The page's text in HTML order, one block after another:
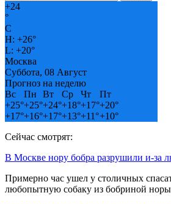
+24
°
C
H: +26°
L: +20°
Москва
Суббота, 08 Август
Прогноз на неделю
Вс
Пн Вт Ср Чт
Пт
+25°+25°+24°+18°+17°+20°
+17°+16°+17°+13°+11°+10°
Сейчас смотрят:
В Москве нору бобра разрушили и-за
Примерно час ушел у столичных
любопытную собаку из бобриной